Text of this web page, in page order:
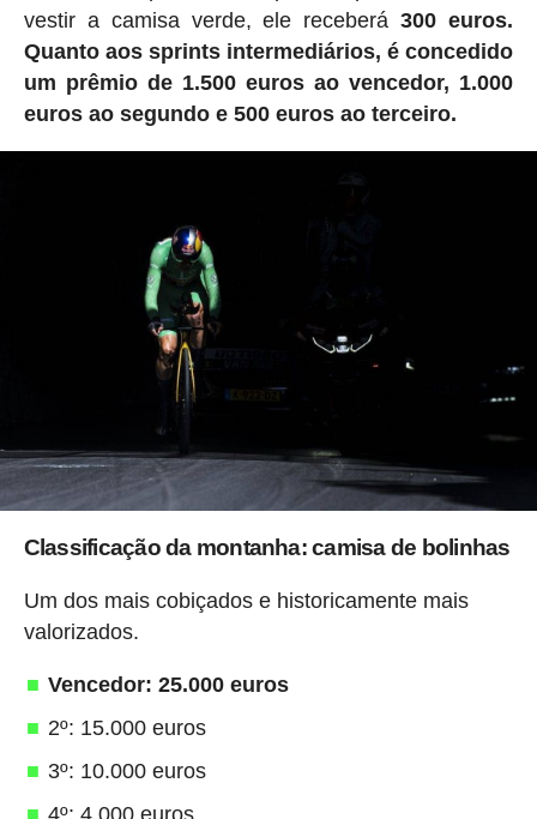
vestir a camisa verde, ele receberá300 euros.
Quanto aos sprints intermediários, é concedido
um prêmio de 1.500 euros ao vencedor, 1.000
euros ao segundo e 500 euros ao terceiro.
Classificação da montanha: camisa de bolinhas
Um dos mais cobiçados e historicamente mais
valorizados.
Vencedor: 25.000 euros
2º: 15.000 euros
3º: 10.000 euros
4º: 4.000 euros